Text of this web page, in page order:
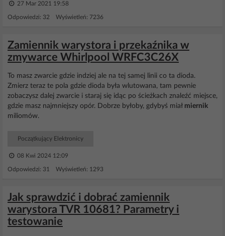
27 Mar 2021 19:58
Odpowiedzi: 32 Wyświetleń: 7236
Zamiennik warystora i przekaźnika w
zmywarce Whirlpool WRFC3C26X
To masz zwarcie gdzie indziej ale na tej samej linii co ta dioda.
Zmierz teraz te pola gdzie dioda była wlutowana, tam pewnie
zobaczysz dalej zwarcie i staraj się idąc po ścieżkach znaleźć miejsce,
gdzie masz najmniejszy opór. Dobrze byłoby, gdybyś miał miernik
miliomów.
Początkujący Elektronicy
08 Kwi 2024 12:09
Odpowiedzi: 31 Wyświetleń: 1293
Jak sprawdzić i dobrać zamiennik
warystora TVR 10681? Parametry i
testowanie